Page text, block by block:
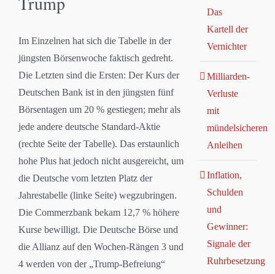
Im Einzelnen hat sich die Tabelle in der
jüngsten Börsenwoche faktisch gedreht.
Die Letzten sind die Ersten: Der Kurs der
Deutschen Bank ist in den jüngsten fünf
Börsentagen um 20 % gestiegen; mehr als
jede andere deutsche Standard-Aktie
(rechte Seite der Tabelle). Das erstaunlich
hohe Plus hat jedoch nicht ausgereicht, um
die Deutsche vom letzten Platz der
Jahrestabelle (linke Seite) wegzubringen.
Die Commerzbank bekam 12,7 % höhere
Kurse bewilligt. Die Deutsche Börse und
die Allianz auf den Wochen-Rängen 3 und
4 werden von der „Trump-Befreiung“
Das
Kartell der
Vernichter
Milliarden-
Verluste
mit
mündelsicheren
Anleihen
Inflation,
Schulden
und
Gewinner:
Signale der
Ruhrbesetzung